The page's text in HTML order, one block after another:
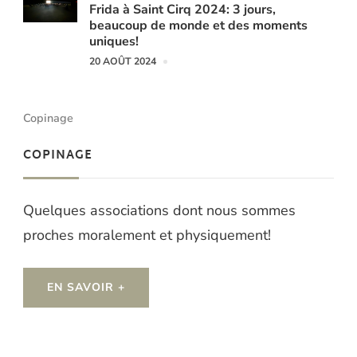
Frida à Saint Cirq 2024: 3 jours,
beaucoup de monde et des moments
uniques!
20 AOÛT 2024
Copinage
COPINAGE
Quelques associations dont nous sommes
proches moralement et physiquement!
EN SAVOIR +